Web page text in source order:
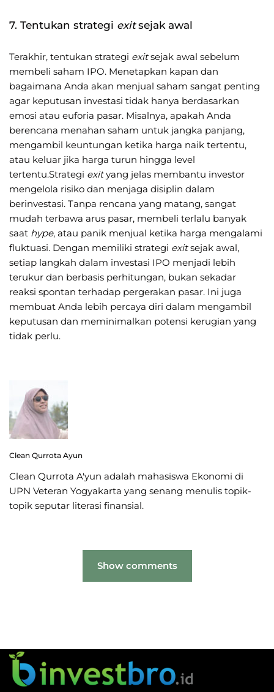
7. Tentukan strategi exitsejak awal
Terakhir, tentukan strategi exitsejak awal sebelum
membeli saham IPO. Menetapkan kapan dan
bagaimana Anda akan menjual saham sangat penting
agar keputusan investasi tidak hanya berdasarkan
emosi atau euforia pasar. Misalnya, apakah Anda
berencana menahan saham untuk jangka panjang,
mengambil keuntungan ketika harga naik tertentu,
atau keluar jika harga turun hingga level
tertentu.Strategi exityang jelas membantu investor
mengelola risiko dan menjaga disiplin dalam
berinvestasi. Tanpa rencana yang matang, sangat
mudah terbawa arus pasar, membeli terlalu banyak
saat hype, atau panik menjual ketika harga mengalami
fluktuasi. Dengan memiliki strategi exitsejak awal,
setiap langkah dalam investasi IPO menjadi lebih
terukur dan berbasis perhitungan, bukan sekadar
reaksi spontan terhadap pergerakan pasar. Ini juga
membuat Anda lebih percaya diri dalam mengambil
keputusan dan meminimalkan potensi kerugian yang
tidak perlu.
Clean Qurrota Ayun
Clean Qurrota A'yun adalah mahasiswa Ekonomi di
UPN Veteran Yogyakarta yang senang menulis topik-
topik seputar literasi finansial.
Show comments